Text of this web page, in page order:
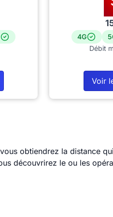
4G
Débit
Voir
obtiendrez la distance
découvrirez le ou les